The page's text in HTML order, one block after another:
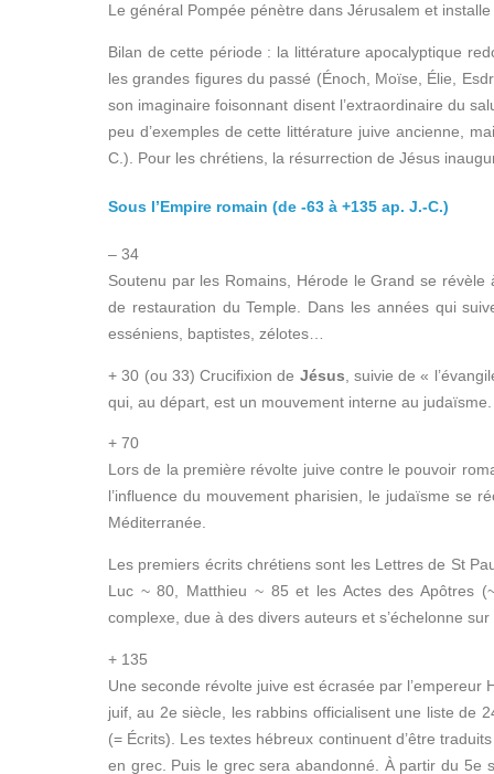
Le général Pompée pénètre dans Jérusalem et
Bilan de cette période : la littérature apocalyptique
les grandes figures du passé (Énoch, Moïse, Élie,
son imaginaire foisonnant disent l’extraordinaire du
peu d’exemples de cette littérature juive ancienne,
C.). Pour les chrétiens, la résurrection de Jésus
Sous l’Empire romain (de -63 à +135 ap. J.-C.)
– 34
Soutenu par les Romains, Hérode le Grand se
de restauration du Temple. Dans les années qui
esséniens, baptistes, zélotes…
+ 30 (ou 33) Crucifixion de Jésus , suivie de «
qui, au départ, est un mouvement interne au judaïsme.
+ 70
Lors de la première révolte juive contre le pouvoir
l’influence du mouvement pharisien, le judaïsme se
Méditerranée.
Les premiers écrits chrétiens sont les Lettres de St
Luc ~ 80, Matthieu ~ 85 et les Actes des Apôtres
complexe, due à des divers auteurs et s’échelonne
+ 135
Une seconde révolte juive est écrasée par
juif, au 2e siècle, les rabbins officialisent une liste de
(= Écrits). Les textes hébreux continuent d’être
en grec. Puis le grec sera abandonné. À partir du 5e